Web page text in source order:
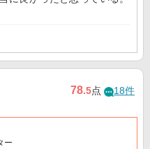
78.5点 18件
ー